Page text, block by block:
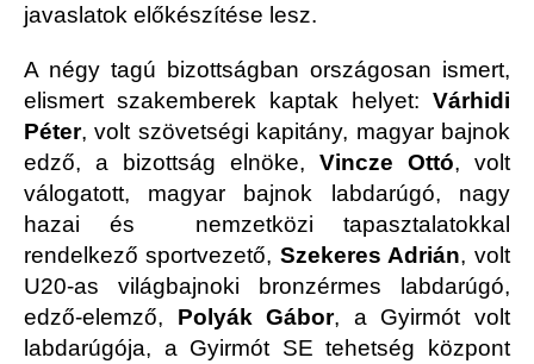
javaslatok előkészítése lesz.
A négy tagú bizottságban országosan ismert,
elismert szakemberek kaptak helyet: Várhidi
Péter, volt szövetségi kapitány, magyar bajnok
edző, a bizottság elnöke, Vincze Ottó, volt
válogatott, magyar bajnok labdarúgó, nagy
hazai és nemzetközi tapasztalatokkal
rendelkező sportvezető, Szekeres Adrián, volt
U20-as világbajnoki bronzérmes labdarúgó,
edző-elemző, Polyák Gábor, a Gyirmót volt
labdarúgója, a Gyirmót SE tehetség központ